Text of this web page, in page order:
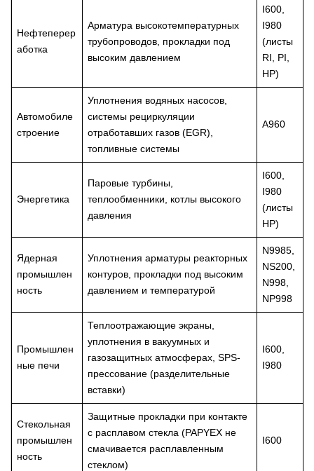
Нефтеперер
аботка
Арматура высокотемпературных
трубопроводов, прокладки под
высоким давлением
I600,
I980
(листы
RI, PI,
HP)
Автомобиле
строение
Уплотнения водяных насосов,
системы рециркуляции
отработавших газов (EGR),
топливные системы
A960
Энергетика
Паровые турбины,
теплообменники, котлы высокого
давления
I600,
I980
(листы
HP)
Ядерная
промышлен
ность
Уплотнения арматуры реакторных
контуров, прокладки под высоким
давлением и температурой
N9985,
NS200,
N998,
NP998
Промышлен
ные печи
Теплоотражающие экраны,
уплотнения в вакуумных и
газозащитных атмосферах, SPS-
прессование (разделительные
вставки)
I600,
I980
Стекольная
промышлен
ность
Защитные прокладки при контакте
с расплавом стекла (PAPYEX не
смачивается расплавленным
стеклом)
I600